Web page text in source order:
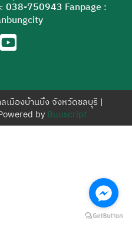
038-750943 Fanpage :
เมืองบ้านบึง จังหวัดชลบุรี |
by Buuscript